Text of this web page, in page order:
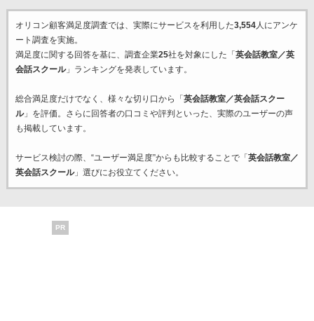
オリコン顧客満足度調査では、実際にサービスを利用した3,554人にアンケ
ート調査を実施。
満足度に関する回答を基に、調査企業25社を対象にした「 英会話教室／英
会話スクール」ランキングを発表しています。
総合満足度だけでなく、様々な切り口から「 英会話教室／英会話スクー
ル」を評価。さらに回答者の口コミや評判といった、実際のユーザーの声
も掲載しています。
サービス検討の際、“ユーザー満足度”からも比較することで「 英会話教室／
英会話スクール」選びにお役立てください。
PR